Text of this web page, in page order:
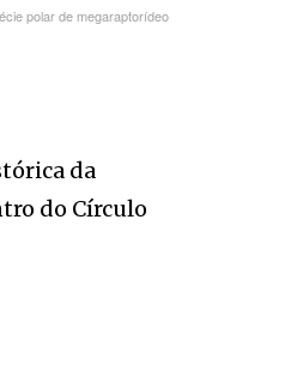
polar de megaraptorídeo
da
do Círculo